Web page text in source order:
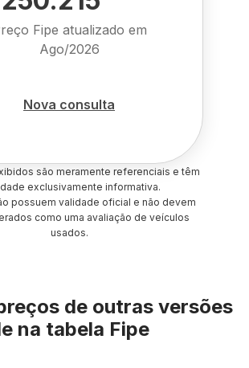
Fipe atualizado em
Ago/2026
Nova consulta
são meramente referenciais e têm
exclusivamente informativa.
possuem validade oficial e não devem
como uma avaliação de veículos
usados.
de outras versões
na tabela Fipe